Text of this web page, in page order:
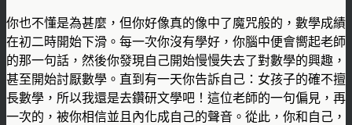
你也不懂是為甚麼，但你好像真的像中了魔咒般的，數學成績
在初二時開始下滑。每一次你沒有學好，你腦中便會嚮起老師
的那一句話，然後你發現自己開始慢慢失去了對數學的興趣，
甚至開始討厭數學。直到有一天你告訴自己：女孩子的確不擅
長數學，所以我還是去鑽研文學吧！這位老師的一句偏見，再
一次的，被你相信並且內化成自己的聲音。從此，你和自己，